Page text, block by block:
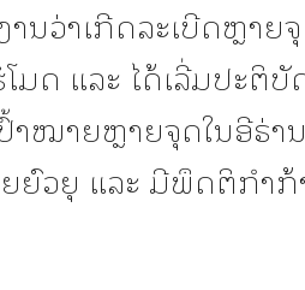
ນວ່າເກີດລະເບີດຫຼາຍ
ມດ ແລະ ໄດ້ເລີ່ມປະຕິ
າໝາຍຫຼາຍຈຸດໃນອີຣ່າ
ຍົວຍຸ ແລະ ມີພຶດຕິກຳກ້